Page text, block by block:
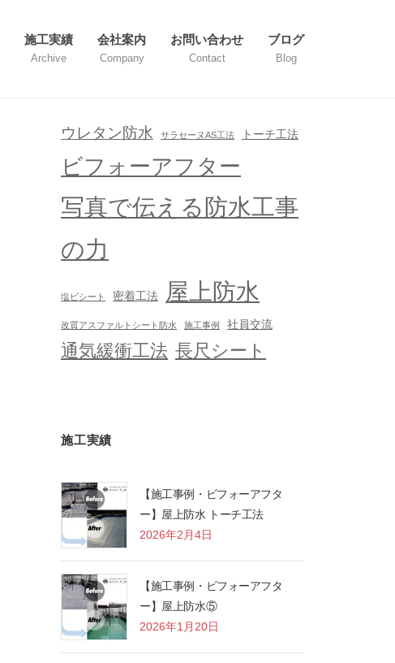
施工実績
Archive
会社案内
Company
お問い合わせ
Contact
ブログ
Blog
ウレタン防水 サラセーヌAS工法 トーチ工法
ビフォーアフター
写真で伝える防水工事
の力
塩ビシート 密着工法 屋上防水
改質アスファルトシート防水 施工事例 社員交流
通気緩衝工法 長尺シート
施工実績
【施工事例・ビフォーアフタ
ー】屋上防水 トーチ工法
2026年2月4日
【施工事例・ビフォーアフタ
ー】屋上防水⑤
2026年1月20日